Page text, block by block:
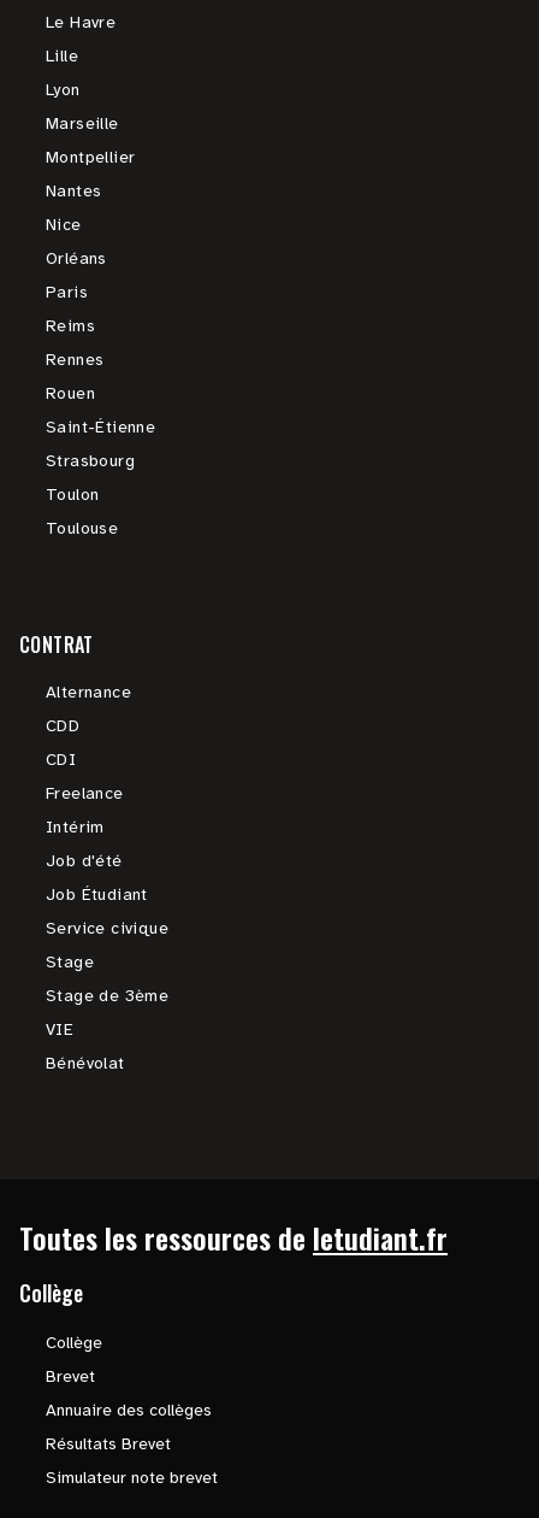
Le Havre
Lille
Lyon
Marseille
Montpellier
Nantes
Nice
Orléans
Paris
Reims
Rennes
Rouen
Saint-Étienne
Strasbourg
Toulon
Toulouse
CONTRAT
Alternance
CDD
CDI
Freelance
Intérim
Job d'été
Job Étudiant
Service civique
Stage
Stage de 3ème
VIE
Bénévolat
Toutes les ressources de letudiant.fr
Collège
Collège
Brevet
Annuaire des collèges
Résultats Brevet
Simulateur note brevet